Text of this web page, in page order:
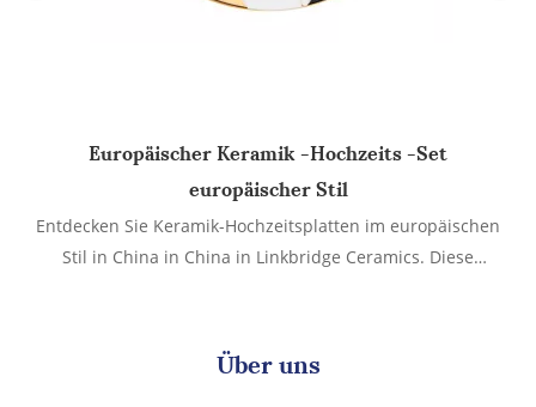
Europäischer Keramik -Hochzeits -Set
europäischer Stil
Entdecken Sie Keramik-Hochzeitsplatten im europäischen
Stil in China in China in Linkbridge Ceramics. Diese
Veranstaltungen und besondere Anlässe. Anpassbare
Über uns